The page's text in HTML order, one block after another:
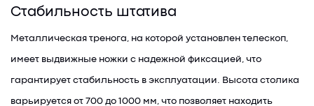
Стабильность штатива
Металлическая тренога, на которой установлен телескоп,
имеет выдвижные ножки с надежной фиксацией, что
гарантирует стабильность в эксплуатации. Высота столика
варьируется от 700 до 1000 мм, что позволяет находить